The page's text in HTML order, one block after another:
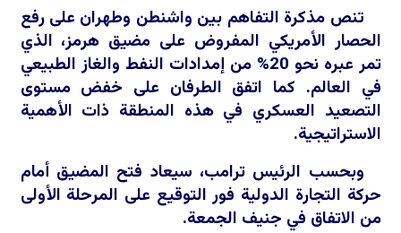
تنص مذكرة التفاهم بين واشنطن وطهران على رفع
الحصار الأمريكي المفروض على مضيق هرمز، الذي
تمر عبره نحو 20% من إمدادات النفط والغاز الطبيعي
في العالم. كما اتفق الطرفان على خفض مستوى
التصعيد العسكري في هذه المنطقة ذات الأهمية
الاستراتيجية.
وبحسب الرئيس ترامب، سيعاد فتح المضيق أمام
حركة التجارة الدولية فور التوقيع على المرحلة الأولى
من الاتفاق في جنيف الجمعة.